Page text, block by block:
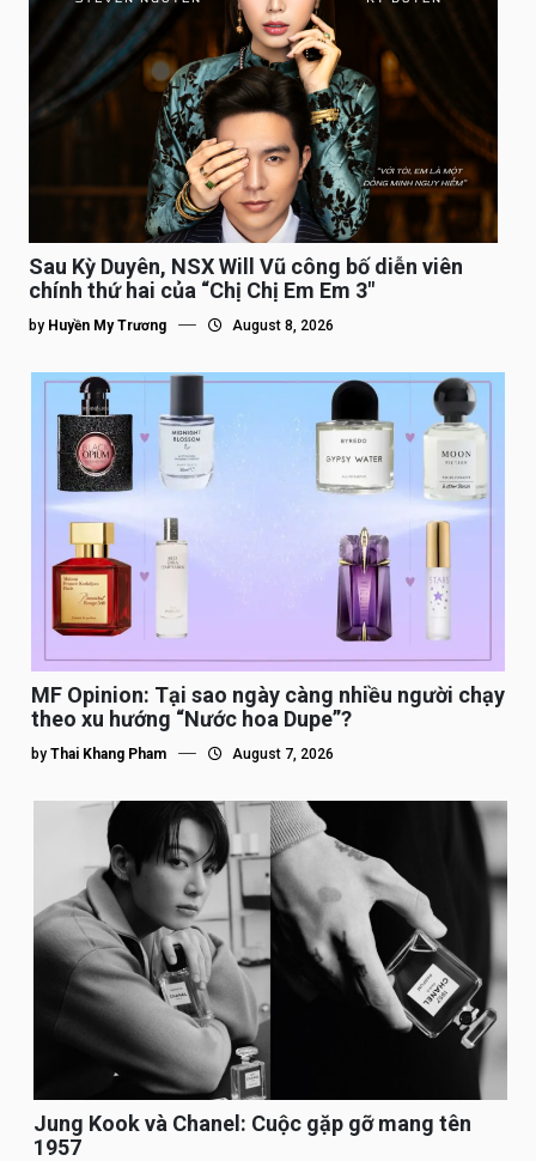
Sau Kỳ Duyên, NSX Will Vũ công bố diễn viên
chính thứ hai của “Chị Chị Em Em 3″
by Huyền My Trương August 8, 2026
MF Opinion: Tại sao ngày càng nhiều người chạy
theo xu hướng “Nước hoa Dupe”?
by Thai Khang Pham August 7, 2026
Jung Kook và Chanel: Cuộc gặp gỡ mang tên
1957